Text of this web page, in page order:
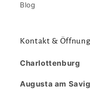
Blog
Kontakt &
Charlottenburg
Augusta am